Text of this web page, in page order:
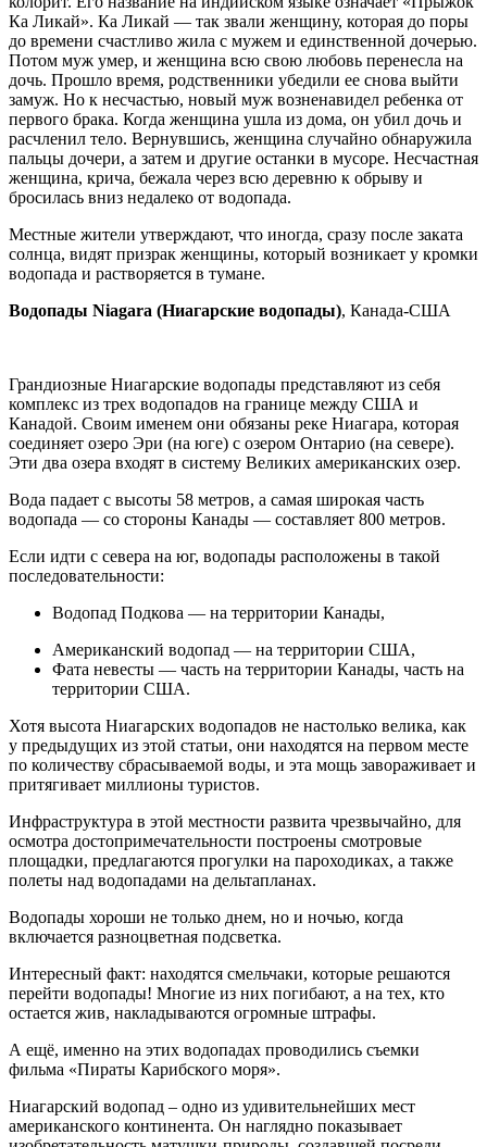
Ка Ликай». Ка Ликай — так звали женщину, которая до поры
до времени счастливо жила с мужем и единственной дочерью.
Потом муж умер, и женщина всю свою любовь перенесла на
дочь. Прошло время, родственники убедили ее снова выйти
замуж. Но к несчастью, новый муж возненавидел ребенка от
первого брака. Когда женщина ушла из дома, он убил дочь и
расчленил тело. Вернувшись, женщина случайно обнаружила
пальцы дочери, а затем и другие останки в мусоре. Несчастная
женщина, крича, бежала через всю деревню к обрыву и
бросилась вниз недалеко от водопада.
Местные жители утверждают, что иногда, сразу после заката
солнца, видят призрак женщины, который возникает у кромки
водопада и растворяется в тумане.
Водопады Niagara (Ниагарские водопады), Канада-США
Грандиозные Ниагарские водопады представляют из себя
комплекс из трех водопадов на границе между США и
Канадой. Своим именем они обязаны реке Ниагара, которая
соединяет озеро Эри (на юге) с озером Онтарио (на севере).
Эти два озера входят в систему Великих американских озер.
Вода падает с высоты 58 метров, а самая широкая часть
водопада — со стороны Канады — составляет 800 метров.
Если идти с севера на юг, водопады расположены в такой
последовательности:
Водопад Подкова — на территории Канады,
Американский водопад — на территории США,
Фата невесты — часть на территории Канады, часть на
территории США.
Хотя высота Ниагарских водопадов не настолько велика, как
у предыдущих из этой статьи, они находятся на первом месте
по количеству сбрасываемой воды, и эта мощь завораживает и
притягивает миллионы туристов.
Инфраструктура в этой местности развита чрезвычайно, для
осмотра достопримечательности построены смотровые
площадки, предлагаются прогулки на пароходиках, а также
полеты над водопадами на дельтапланах.
Водопады хороши не только днем, но и ночью, когда
включается разноцветная подсветка.
Интересный факт: находятся смельчаки, которые решаются
перейти водопады! Многие из них погибают, а на тех, кто
остается жив, накладываются огромные штрафы.
А ещё, именно на этих водопадах проводились съемки
фильма «Пираты Карибского моря».
Ниагарский водопад – одно из удивительнейших мест
американского континента. Он наглядно показывает